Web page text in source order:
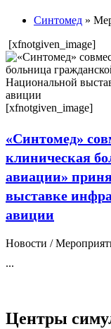
Синтомед »
[xfnotgiven_image]
[xfnotgiven_image]
«Синтомед»
клиническая
авиации»
выставке
авиции
Новости /
...
Центры